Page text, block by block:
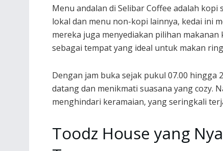
Menu andalan di Selibar Coffee adalah
lokal dan menu non-kopi lainnya, kedai ini
mereka juga menyediakan pilihan
sebagai tempat yang ideal untuk makan
Dengan jam buka sejak pukul 07.00
datang dan menikmati suasana yang cozy.
menghindari keramaian, yang seringkali
Toodz House yang